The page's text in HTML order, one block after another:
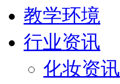
教学环境
行业资讯
化妆资讯